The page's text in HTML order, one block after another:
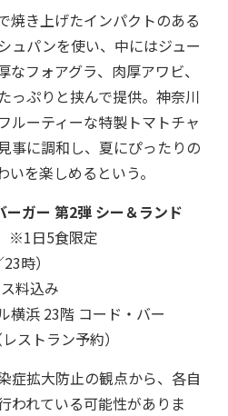
焼き上げたインパクトのある
ュパンを使い、中にはジュー
フォアグラ、肉厚アワビ、
っぷりと挟んで提供。神奈川
ルーティーな特製トマトチャ
事に調和し、夏にぴったりの
を楽しめるという。
ガー 第2弾 シー＆ランド
※1日5食限定
時）
料込み
横浜 23階 コード・バー
ストラン予約）
症拡大防止の観点から、各自
われている可能性がありま